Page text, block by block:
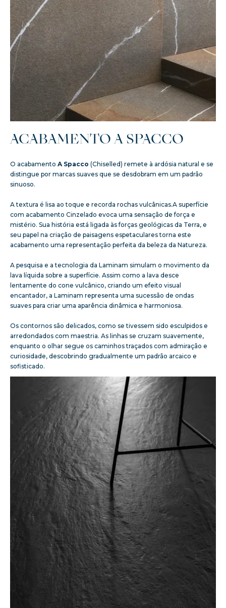
ACABAMENTO A SPACCO
O acabamento A Spacco (Chiselled) remete à ardósia natural e se
distingue por marcas suaves que se desdobram em um padrão
sinuoso.
A textura é lisa ao toque e recorda rochas vulcânicas.A superfície
com acabamento Cinzelado evoca uma sensação de força e
mistério. Sua história está ligada às forças geológicas da Terra, e
seu papel na criação de paisagens espetaculares torna este
acabamento uma representação perfeita da beleza da Natureza.
A pesquisa e a tecnologia da Laminam simulam o movimento da
lava líquida sobre a superfície. Assim como a lava desce
lentamente do cone vulcânico, criando um efeito visual
encantador, a Laminam representa uma sucessão de ondas
suaves para criar uma aparência dinâmica e harmoniosa.
Os contornos são delicados, como se tivessem sido esculpidos e
arredondados com maestria. As linhas se cruzam suavemente,
enquanto o olhar segue os caminhos traçados com admiração e
curiosidade, descobrindo gradualmente um padrão arcaico e
sofisticado.